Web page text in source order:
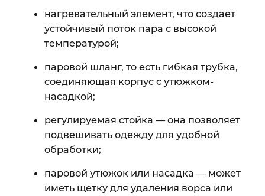
нагревательный элемент, что создает
устойчивый поток пара с высокой
температурой;
паровой шланг, то есть гибкая трубка,
соединяющая корпус с утюжком-
насадкой;
регулируемая стойка — она позволяет
подвешивать одежду для удобной
обработки;
паровой утюжок или насадка — может
иметь щетку для удаления ворса или